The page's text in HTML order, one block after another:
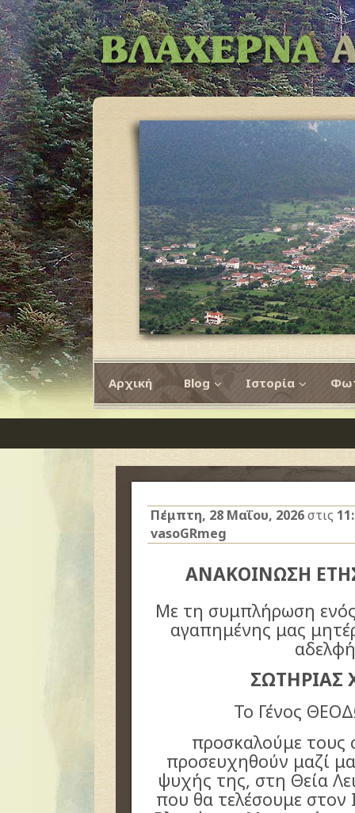
Αρχική Blog Ιστορία
Πέμπτη, 28 Μαΐου, 2026στις
vasoGRmeg
ΑΝΑΚΟΙΝΩΣΗ
Με τη συμπλήρωση
αγαπημένης μας
ΣΩΤΗΡΙΑΣ
Το Γένος
προσκαλούμε τους
προσευχηθούν μαζί
ψυχής της, στη Θεία
που θα τελέσουμε στον